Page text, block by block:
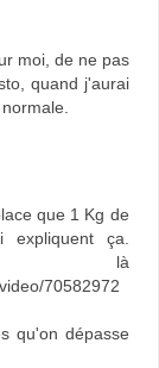
moi, de ne pas
quand j'aurai
que 1 Kg de
ça.
là
70582972
qu'on dépasse